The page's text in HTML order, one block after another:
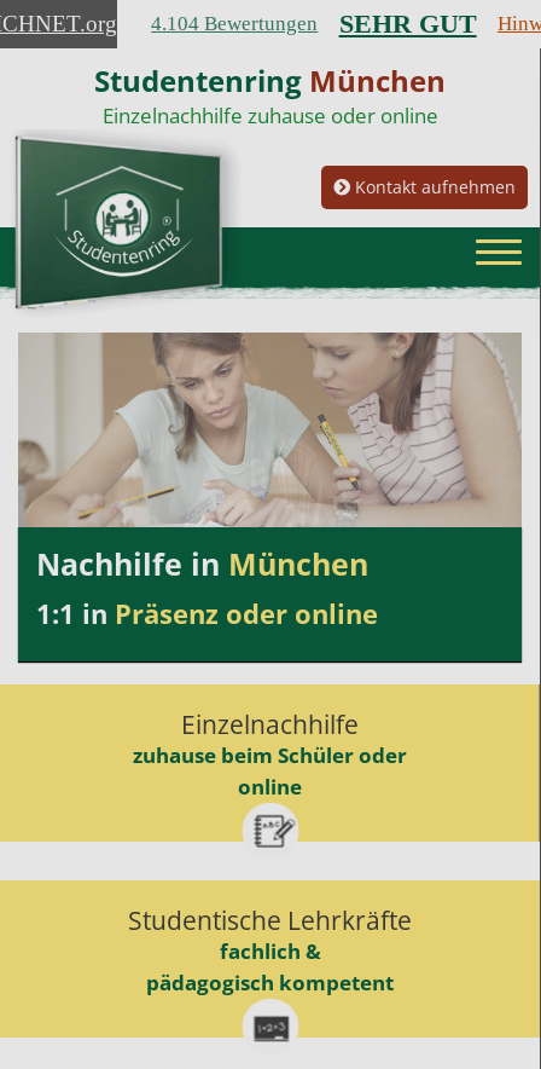
.org 4.104 Bewertungen SEHR GUT
Studentenring München
Einzelnachhilfe zuhause oder online
Kontakt aufnehmen
Nachhilfe in München
1:1 in Präsenz oder online
Einzelnachhilfe
zuhause beim Schüler oder
online
Studentische Lehrkräfte
fachlich &
pädagogisch kompetent